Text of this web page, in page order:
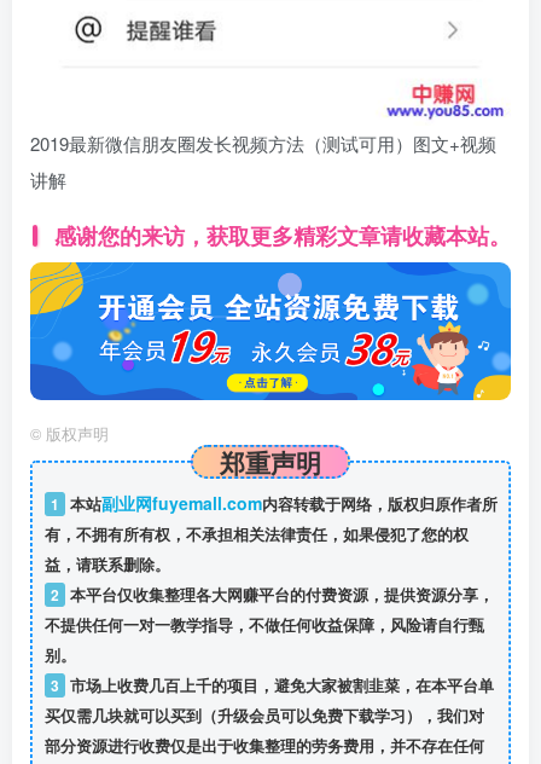
2019最新微信朋友圈发长视频方法（测试可用）图文+视频
讲解
感谢您的来访，获取更多精彩文章请收藏本站。
© 版权声明
郑重声明
1 本站副业网fuyemall.com内容转载于网络，版权归原作者所
有，不拥有所有权，不承担相关法律责任，如果侵犯了您的权
益，请联系删除。
2 本平台仅收集整理各大网赚平台的付费资源，提供资源分享，
不提供任何一对一教学指导，不做任何收益保障，风险请自行甄
别。
3 市场上收费几百上千的项目，避免大家被割韭菜，在本平台单
买仅需几块就可以买到（升级会员可以免费下载学习），我们对
部分资源进行收费仅是出于收集整理的劳务费用，并不存在任何